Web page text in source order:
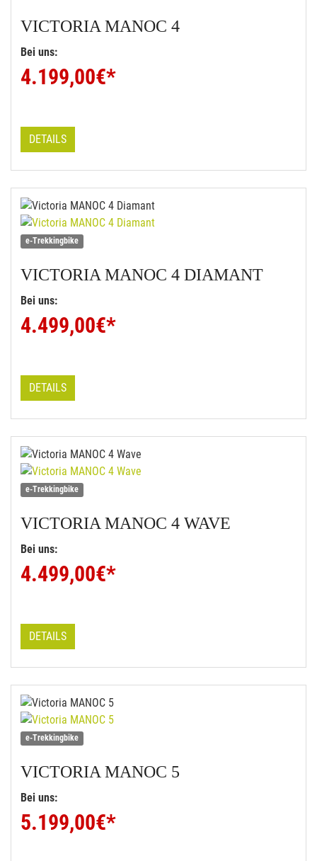
VICTORIA MANOC 4
Bei uns:
4.199,00€*
DETAILS
e-Trekkingbike
VICTORIA MANOC 4 DIAMANT
Bei uns:
4.499,00€*
DETAILS
e-Trekkingbike
VICTORIA MANOC 4 WAVE
Bei uns:
4.499,00€*
DETAILS
e-Trekkingbike
VICTORIA MANOC 5
Bei uns:
5.199,00€*